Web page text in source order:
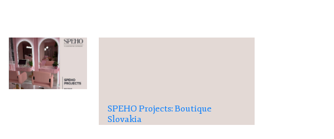
SPEHO Projects: Boutique
Slovakia